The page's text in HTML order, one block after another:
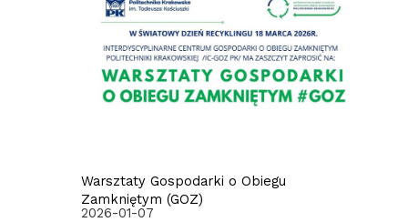
Warsztaty Gospodarki o Obiegu
Zamkniętym (GOZ)
2026-01-07